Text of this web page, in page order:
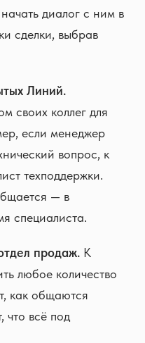
диалог с ним в
сделки, выбрав
Линий.
своих коллег для
если менеджер
вопрос, к
техподдержки.
— в
специалиста.
продаж. К
любое количество
как общаются
что всё под